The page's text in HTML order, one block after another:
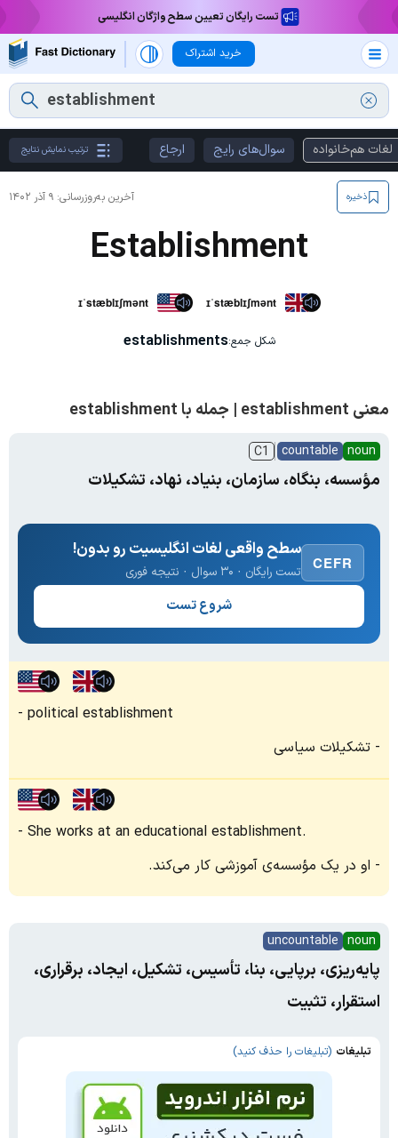
تست رایگان تعیین سطح واژگان انگلیسی
خرید اشتراک
لغات هم‌خانواده سوال‌های رایج ارجاع ترتیب نمایش نتایج
آخرین به‌روزرسانی: ۹ آذر ۱۴۰۲ ذخیره
Establishment
ɪˈstæblɪʃmənt ɪˈstæblɪʃmənt
شکل جمع:establishments
معنی establishment | جمله با establishment
noun
countable
C1
مؤسسه، بنگاه، سازمان، بنیاد، نهاد، تشکیلات
CEFR
سطح واقعی لغات انگلیسیت رو بدون!
تست رایگان · ۳۰ سوال · نتیجه فوری
شروع تست
political establishment
تشکیلات سیاسی
She works at an educational establishment.
او در یک مؤسسه‌ی آموزشی کار می‌کند.
noun
uncountable
پایه‌ریزی، برپایی، بنا، تأسیس، تشکیل، ایجاد، برقراری،
استقرار، تثبیت
تبلیغات (تبلیغات را حذف کنید)